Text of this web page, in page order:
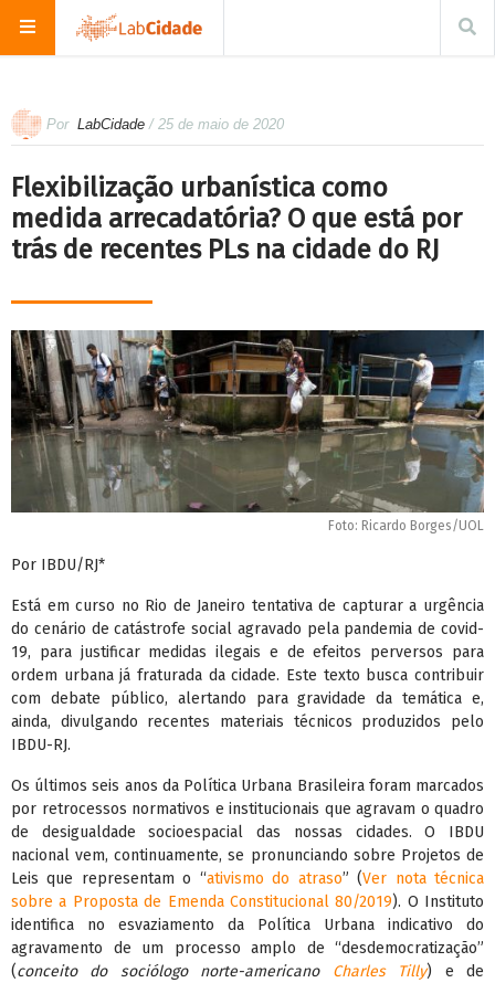
Por LabCidade / 25 de maio de 2020
Flexibilização urbanística como
medida arrecadatória? O que está por
trás de recentes PLs na cidade do RJ
Foto: Ricardo Borges/UOL
Por IBDU/RJ*
Está em curso no Rio de Janeiro tentativa de capturar a urgência
do cenário de catástrofe social agravado pela pandemia de covid-
19, para justificar medidas ilegais e de efeitos perversos para
ordem urbana já fraturada da cidade. Este texto busca contribuir
com debate público, alertando para gravidade da temática e,
ainda, divulgando recentes materiais técnicos produzidos pelo
IBDU-RJ.
Os últimos seis anos da Política Urbana Brasileira foram marcados
por retrocessos normativos e institucionais que agravam o quadro
de desigualdade socioespacial das nossas cidades. O IBDU
nacional vem, continuamente, se pronunciando sobre Projetos de
Leis que representam o “ativismo do atraso” (Ver nota técnica
sobre a Proposta de Emenda Constitucional 80/2019). O Instituto
identifica no esvaziamento da Política Urbana indicativo do
agravamento de um processo amplo de “desdemocratização”
(conceito do sociólogo norte-americano Charles Tilly) e de